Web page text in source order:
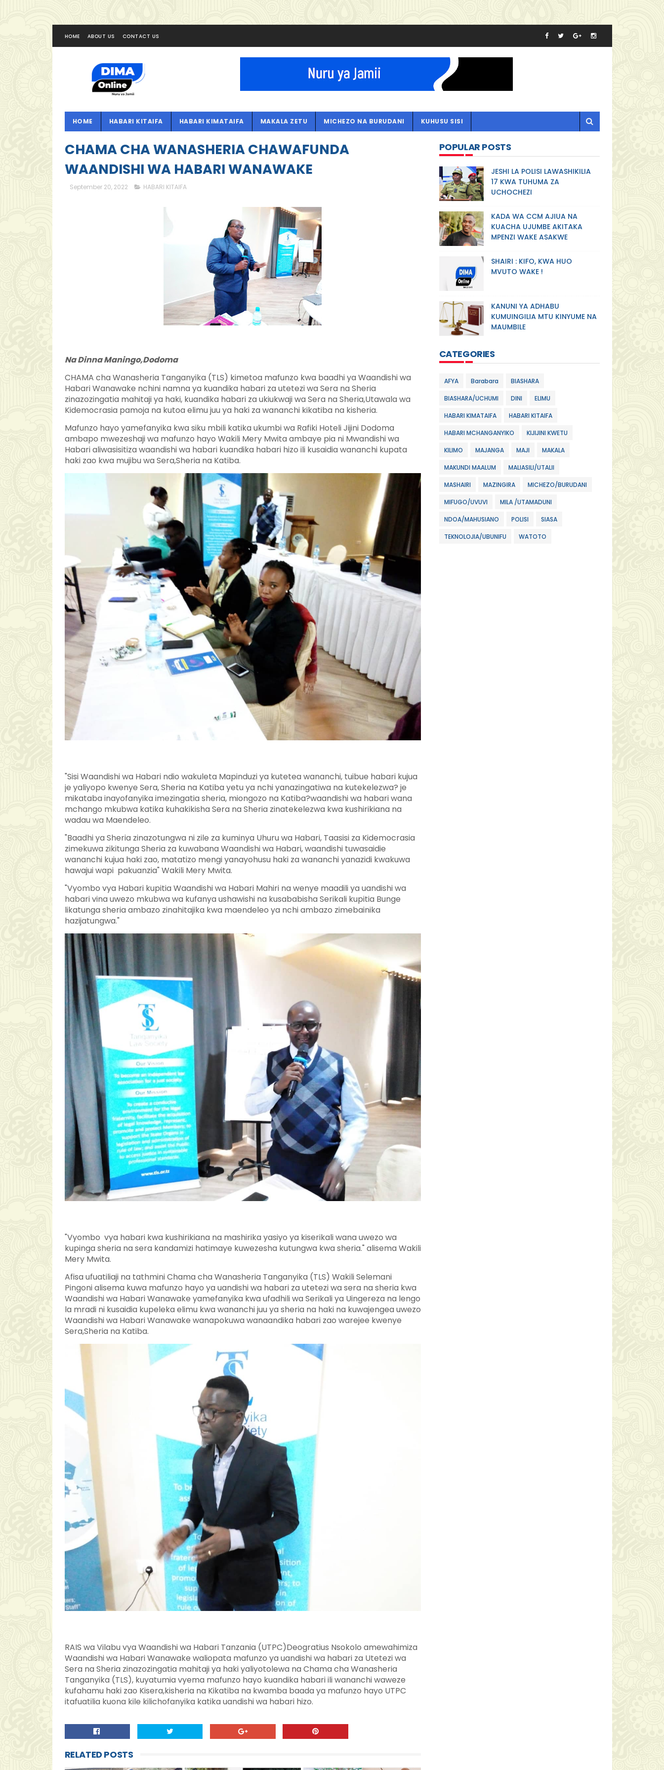
HOME ABOUT US CONTACT US
HOME HABARI KITAIFA HABARI KIMATAIFA MAKALA ZETU MICHEZO NA BURUDANI KUHUSU SISI
CHAMA CHA WANASHERIA CHAWAFUNDA
WAANDISHI WA HABARI WANAWAKE
September 20, 2022 HABARI KITAIFA
Na Dinna Maningo,Dodoma
CHAMA cha Wanasheria Tanganyika (TLS) kimetoa mafunzo kwa baadhi ya Waandishi wa
Habari Wanawake nchini namna ya kuandika habari za utetezi wa Sera na Sheria
zinazozingatia mahitaji ya haki, kuandika habari za ukiukwaji wa Sera na Sheria,Utawala wa
Kidemocrasia pamoja na kutoa elimu juu ya haki za wananchi kikatiba na kisheria.
Mafunzo hayo yamefanyika kwa siku mbili katika ukumbi wa Rafiki Hoteli Jijini Dodoma
ambapo mwezeshaji wa mafunzo hayo Wakili Mery Mwita ambaye pia ni Mwandishi wa
Habari aliwasisitiza waandishi wa habari kuandika habari hizo ili kusaidia wananchi kupata
haki zao kwa mujibu wa Sera,Sheria na Katiba.
"Sisi Waandishi wa Habari ndio wakuleta Mapinduzi ya kutetea wananchi, tuibue habari kujua
je yaliyopo kwenye Sera, Sheria na Katiba yetu ya nchi yanazingatiwa na kutekelezwa? je
mikataba inayofanyika imezingatia sheria, miongozo na Katiba?waandishi wa habari wana
mchango mkubwa katika kuhakikisha Sera na Sheria zinatekelezwa kwa kushirikiana na
wadau wa Maendeleo.
"Baadhi ya Sheria zinazotungwa ni zile za kuminya Uhuru wa Habari, Taasisi za Kidemocrasia
zimekuwa zikitunga Sheria za kuwabana Waandishi wa Habari, waandishi tuwasaidie
wananchi kujua haki zao, matatizo mengi yanayohusu haki za wananchi yanazidi kwakuwa
hawajui wapi pakuanzia" Wakili Mery Mwita.
"Vyombo vya Habari kupitia Waandishi wa Habari Mahiri na wenye maadili ya uandishi wa
habari vina uwezo mkubwa wa kufanya ushawishi na kusababisha Serikali kupitia Bunge
likatunga sheria ambazo zinahitajika kwa maendeleo ya nchi ambazo zimebainika
hazijatungwa."
"Vyombo vya habari kwa kushirikiana na mashirika yasiyo ya kiserikali wana uwezo wa
kupinga sheria na sera kandamizi hatimaye kuwezesha kutungwa kwa sheria." alisema Wakili
Mery Mwita.
Afisa ufuatiliaji na tathmini Chama cha Wanasheria Tanganyika (TLS) Wakili Selemani
Pingoni alisema kuwa mafunzo hayo ya uandishi wa habari za utetezi wa sera na sheria kwa
Waandishi wa Habari Wanawake yamefanyika kwa ufadhili wa Serikali ya Uingereza na lengo
la mradi ni kusaidia kupeleka elimu kwa wananchi juu ya sheria na haki na kuwajengea uwezo
Waandishi wa Habari Wanawake wanapokuwa wanaandika habari zao warejee kwenye
Sera,Sheria na Katiba.
RAIS wa Vilabu vya Waandishi wa Habari Tanzania (UTPC)Deogratius Nsokolo amewahimiza
Waandishi wa Habari Wanawake waliopata mafunzo ya uandishi wa habari za Utetezi wa
Sera na Sheria zinazozingatia mahitaji ya haki yaliyotolewa na Chama cha Wanasheria
Tanganyika (TLS), kuyatumia vyema mafunzo hayo kuandika habari ili wananchi waweze
kufahamu haki zao Kisera,kisheria na Kikatiba na kwamba baada ya mafunzo hayo UTPC
itafuatilia kuona kile kilichofanyika katika uandishi wa habari hizo.
RELATED POSTS
POPULAR POSTS
JESHI LA POLISI LAWASHIKILIA
17 KWA TUHUMA ZA
UCHOCHEZI
KADA WA CCM AJIUA NA
KUACHA UJUMBE AKITAKA
MPENZI WAKE ASAKWE
SHAIRI : KIFO, KWA HUO
MVUTO WAKE !
KANUNI YA ADHABU
KUMUINGILIA MTU KINYUME NA
MAUMBILE
CATEGORIES
AFYA Barabara BIASHARA
BIASHARA/UCHUMI DINI ELIMU
HABARI KIMATAIFA HABARI KITAIFA
HABARI MCHANGANYIKO KIJIJINI KWETU
KILIMO MAJANGA MAJI MAKALA
MAKUNDI MAALUM MALIASILI/UTALII
MASHAIRI MAZINGIRA MICHEZO/BURUDANI
MIFUGO/UVUVI MILA /UTAMADUNI
NDOA/MAHUSIANO POLISI SIASA
TEKNOLOJIA/UBUNIFU WATOTO